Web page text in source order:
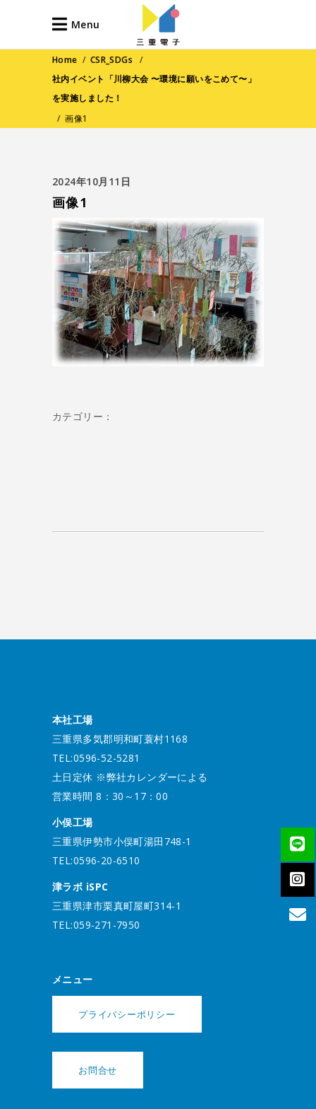
Menu
Home / CSR_SDGs
/
社内イベント「川柳大会 〜環境に願いをこめて〜」
を実施しました！
/画像1
2024年10月11日
画像1
カテゴリー：
本社工場
三重県多気郡明和町蓑村1168
TEL:0596-52-5281
土日定休 ※弊社カレンダーによる
営業時間 8：30～17：00
小俣工場
三重県伊勢市小俣町湯田748-1
TEL:0596-20-6510
津ラボ iSPC
三重県津市栗真町屋町314-1
TEL:059-271-7950
メニュー
プライバシーポリシー
お問合せ